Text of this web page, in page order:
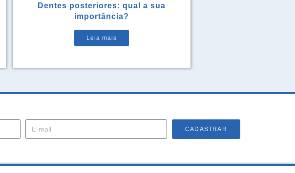
Dentes posteriores: qual a sua
importância?
Leia mais
CADASTRAR